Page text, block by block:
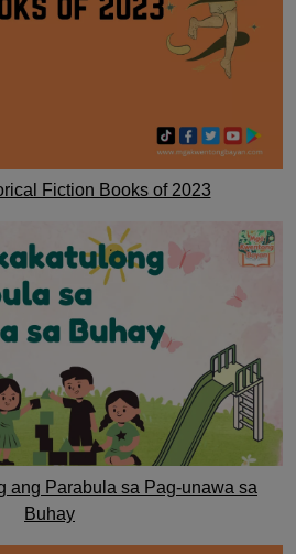
Fiction Books of 2023
ang Parabula sa Pag-unawa sa
Buhay